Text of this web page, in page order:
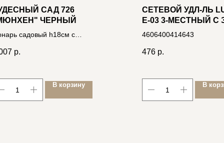
САД 726
ЧЕРНЫЙ
садовый h18см с
на 3xAAA 4606400207962
р.
В корзину
СЕТЕВОЙ УДЛ-ЛЬ
Е-03 3-МЕСТНЫЙ С
250В 16А, 3М
4606400414643
476 р.
В